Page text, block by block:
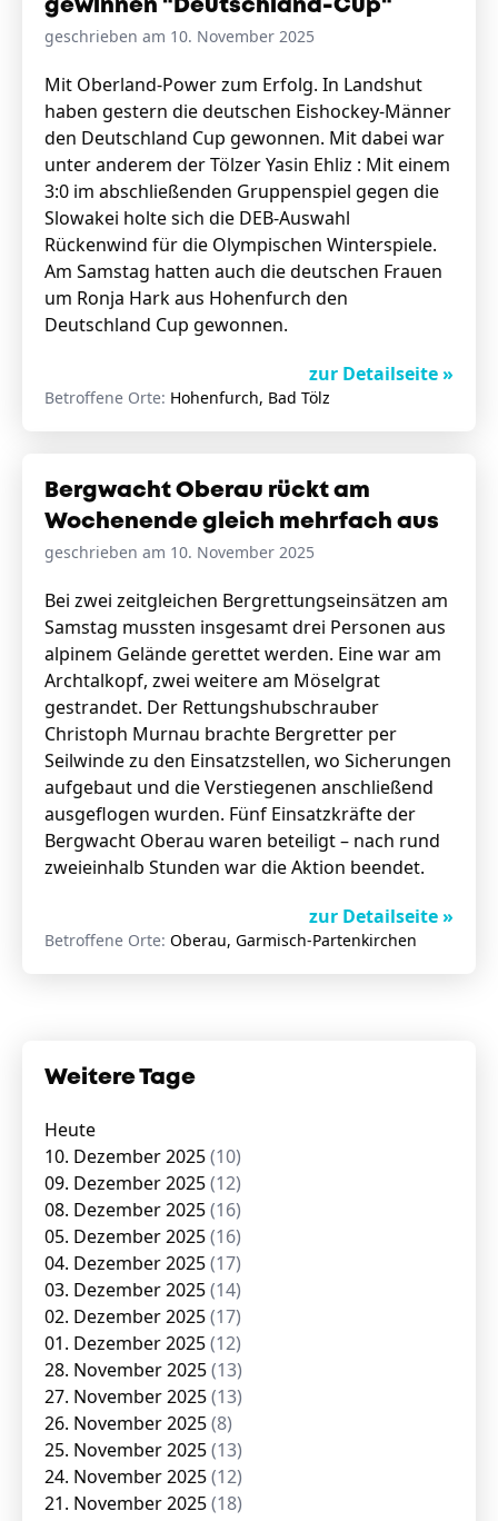
gewinnen "Deutschland-Cup"
geschrieben am 10. November 2025
Mit Oberland-Power zum Erfolg. In Landshut
haben gestern die deutschen Eishockey-Männer
den Deutschland Cup gewonnen. Mit dabei war
unter anderem der Tölzer Yasin Ehliz : Mit einem
3:0 im abschließenden Gruppenspiel gegen die
Slowakei holte sich die DEB-Auswahl
Rückenwind für die Olympischen Winterspiele.
Am Samstag hatten auch die deutschen Frauen
um Ronja Hark aus Hohenfurch den
Deutschland Cup gewonnen.
zur Detailseite »
Betroffene Orte: Hohenfurch, Bad Tölz
Bergwacht Oberau rückt am
Wochenende gleich mehrfach aus
geschrieben am 10. November 2025
Bei zwei zeitgleichen Bergrettungseinsätzen am
Samstag mussten insgesamt drei Personen aus
alpinem Gelände gerettet werden. Eine war am
Archtalkopf, zwei weitere am Möselgrat
gestrandet. Der Rettungshubschrauber
Christoph Murnau brachte Bergretter per
Seilwinde zu den Einsatzstellen, wo Sicherungen
aufgebaut und die Verstiegenen anschließend
ausgeflogen wurden. Fünf Einsatzkräfte der
Bergwacht Oberau waren beteiligt – nach rund
zweieinhalb Stunden war die Aktion beendet.
zur Detailseite »
Betroffene Orte: Oberau, Garmisch-Partenkirchen
Weitere Tage
Heute
10. Dezember 2025(10)
09. Dezember 2025(12)
08. Dezember 2025(16)
05. Dezember 2025(16)
04. Dezember 2025(17)
03. Dezember 2025(14)
02. Dezember 2025(17)
01. Dezember 2025(12)
28. November 2025(13)
27. November 2025(13)
26. November 2025(8)
25. November 2025(13)
24. November 2025(12)
21. November 2025(18)